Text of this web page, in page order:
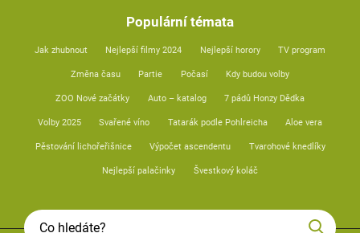
Populární témata
Jak zhubnout Nejlepší filmy 2024 Nejlepší horory TV program
Změna času Partie Počasí Kdy budou volby
ZOO Nové začátky Auto – katalog 7 pádů Honzy Dědka
Volby 2025 Svařené víno Tatarák podle Pohlreicha Aloe vera
Pěstování lichořeřišnice Výpočet ascendentu Tvarohové knedlíky
Nejlepší palačinky Švestkový koláč